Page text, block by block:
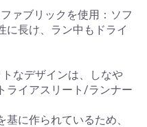
ァブリックを使用：ソフ
に長け、ラン中もドライ
トなデザインは、しなや
ライアスリート/ランナー
基に作られているため、